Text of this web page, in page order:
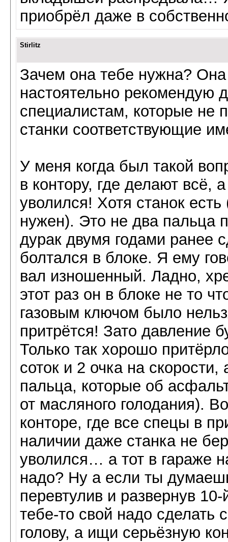
приобрёл даже в
Stirlitz
Зачем она тебе нужна?
настоятельно рекомендую
специалистам, которые не
станки соответствующие
У меня когда был такой
в контору, где делают всё,
уволился! Хотя станок
нужен). Это не два пальца
дурак двумя годами ранее
болтался в блоке. Я ему
вал изношенный. Ладно,
этот раз он в блоке не то
газовым ключом было
притрётся! Зато давление
Только так хорошо
соток и 2 очка на
пальца, которые об
от масляного голодания).
конторе, где все спецы в
наличии даже станка не
уволился… а тот в гараже
надо? Ну а если ты
перевтулив и развернув
тебе-то свой надо сделать
голову, а ищи серьёзную